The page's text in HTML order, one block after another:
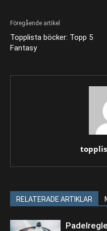
Föregående artikel
Topplista böcker: Topp 5
Fantasy
RELATERADE ARTIKLAR